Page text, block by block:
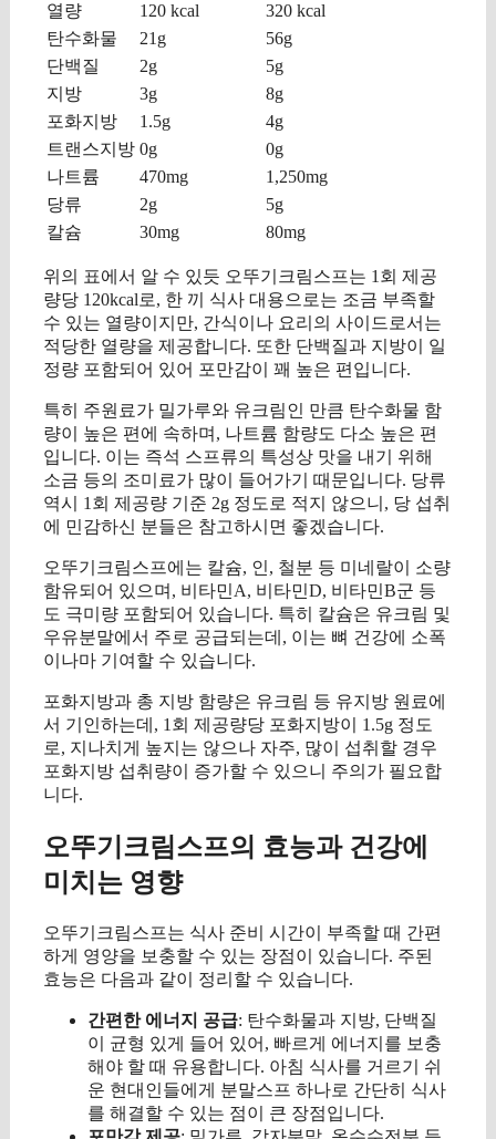
열량
120 kcal
320 kcal
탄수화물
21g
56g
단백질
2g
5g
지방
3g
8g
포화지방
1.5g
4g
트랜스지방 0g
0g
나트륨
470mg
1,250mg
당류
2g
5g
칼슘
30mg 80mg
위의 표에서 알 수 있듯 오뚜기크림스프는 1회 제공
량당 120kcal로, 한 끼 식사 대용으로는 조금 부족할
수 있는 열량이지만, 간식이나 요리의 사이드로서는
적당한 열량을 제공합니다. 또한 단백질과 지방이 일
정량 포함되어 있어 포만감이 꽤 높은 편입니다.
특히 주원료가 밀가루와 유크림인 만큼 탄수화물 함
량이 높은 편에 속하며, 나트륨 함량도 다소 높은 편
입니다. 이는 즉석 스프류의 특성상 맛을 내기 위해
소금 등의 조미료가 많이 들어가기 때문입니다. 당류
역시 1회 제공량 기준 2g 정도로 적지 않으니, 당 섭취
에 민감하신 분들은 참고하시면 좋겠습니다.
오뚜기크림스프에는 칼슘, 인, 철분 등 미네랄이 소량
함유되어 있으며, 비타민A, 비타민D, 비타민B군 등
도 극미량 포함되어 있습니다. 특히 칼슘은 유크림 및
우유분말에서 주로 공급되는데, 이는 뼈 건강에 소폭
이나마 기여할 수 있습니다.
포화지방과 총 지방 함량은 유크림 등 유지방 원료에
서 기인하는데, 1회 제공량당 포화지방이 1.5g 정도
로, 지나치게 높지는 않으나 자주, 많이 섭취할 경우
포화지방 섭취량이 증가할 수 있으니 주의가 필요합
니다.
오뚜기크림스프의 효능과 건강에
미치는 영향
오뚜기크림스프는 식사 준비 시간이 부족할 때 간편
하게 영양을 보충할 수 있는 장점이 있습니다. 주된
효능은 다음과 같이 정리할 수 있습니다.
간편한 에너지 공급: 탄수화물과 지방, 단백질
이 균형 있게 들어 있어, 빠르게 에너지를 보충
해야 할 때 유용합니다. 아침 식사를 거르기 쉬
운 현대인들에게 분말스프 하나로 간단히 식사
를 해결할 수 있는 점이 큰 장점입니다.